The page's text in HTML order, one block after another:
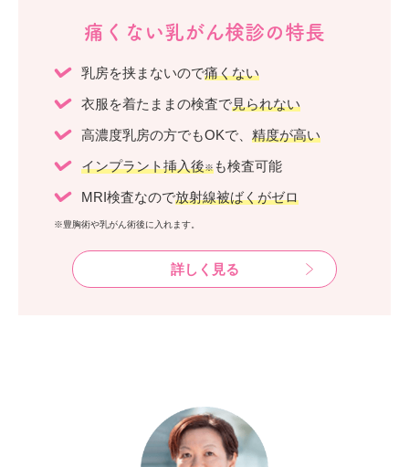
痛くない乳がん検診の特長
乳房を挟まないので痛くない
衣服を着たままの検査で見られない
高濃度乳房の方でもOKで、 精度が高い
インプラント挿入後※ も検査可能
MRI検査なので放射線被ばくがゼロ
※豊胸術や乳がん術後に入れます。
詳しく見る